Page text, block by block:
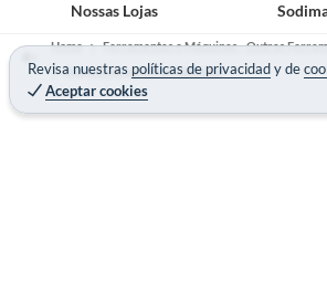
c
h
B
a
Nossas Lojas
Revisa nuestras políticas de privacidadyde
Aceptar cookies
Home
Ferramentas e Máquinas - Outras
Acessórios para Ferramentas